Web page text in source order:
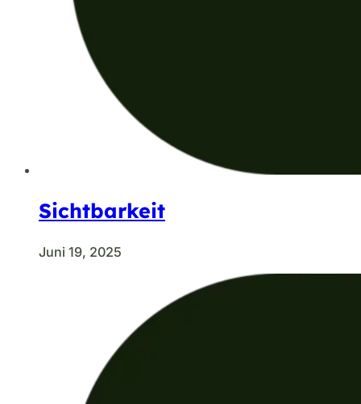
Sichtbarkeit
Juni 19, 2025